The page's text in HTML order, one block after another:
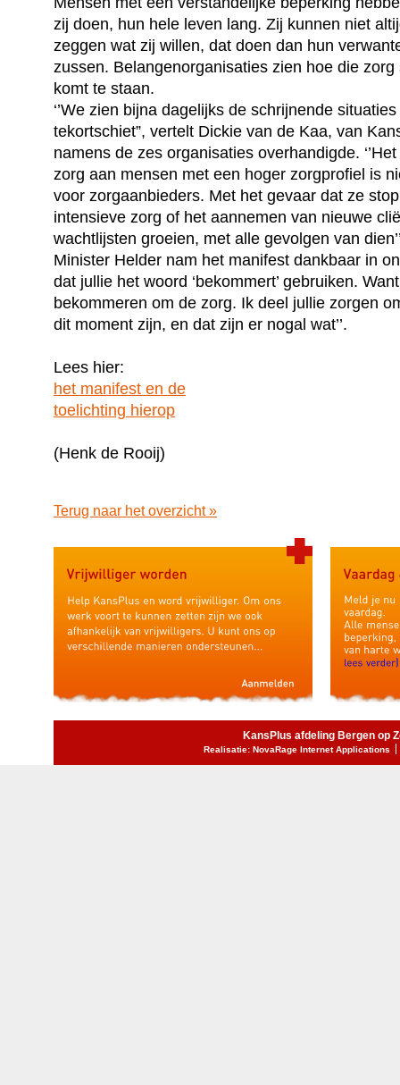
zij doen, hun hele leven lang. Zij kunnen niet
zeggen wat zij willen, dat doen dan hun
zussen. Belangenorganisaties zien hoe die
komt te staan.
‘’We zien bijna dagelijks de schrijnende
tekortschiet”, vertelt Dickie van de Kaa, van
namens de zes organisaties overhandigde.
zorg aan mensen met een hoger zorgprofiel is
voor zorgaanbieders. Met het gevaar dat ze
intensieve zorg of het aannemen van nieuwe
wachtlijsten groeien, met alle gevolgen van
Minister Helder nam het manifest dankbaar in
dat jullie het woord ‘bekommert’ gebruiken.
bekommeren om de zorg. Ik deel jullie zorgen
dit moment zijn, en dat zijn er nogal wat’’.
Lees hier:
het manifest en de
toelichting hierop
(Henk de Rooij)
Terug naar het overzicht »
KansPlus afdeling Bergen op
Realisatie: NovaRage Internet Applications